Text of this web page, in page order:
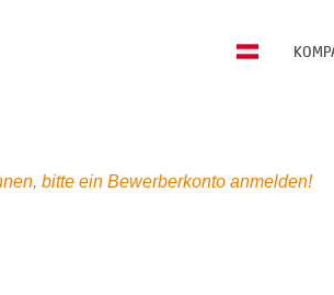
bitte ein Bewerberkonto anmelden!